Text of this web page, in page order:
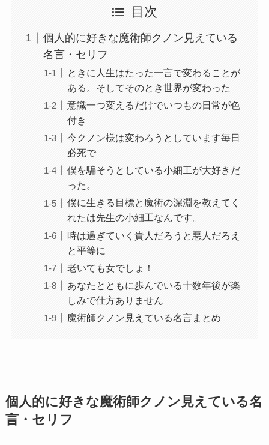
目次
個人的に好きな魔術師クノン見えている
名言・セリフ
ときに人生はたった一言で変わることが
ある。そしてそのとき世界が変わった
意識一つ変えるだけでいつもの日常が色
付き
今クノン様は変わろうとしています毎日
必死で
僕を騙そうとしている小細工が大好きだ
った。
僕に生きる目標と魔術の深淵を教えてく
れたは先生の小細工なんです。
時は過ぎていく貴人だろうと悪人だろえ
と平等に
老いても女でしょ！
あなたとともに歩んでいる十数年後が楽
しみで仕方ありません
魔術師クノン見えている名言まとめ
個人的に好きな魔術師クノン見えている名
言・セリフ